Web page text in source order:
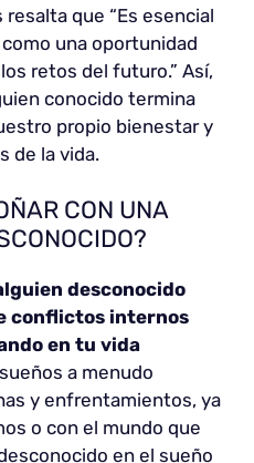
que “Es esencial
una oportunidad
retos del futuro.” Así,
conocido termina
propio bienestar y
de la vida.
CON UNA
desconocido
conflictos internos
en tu vida
a menudo
y enfrentamientos, ya
o con el mundo que
en el sueño